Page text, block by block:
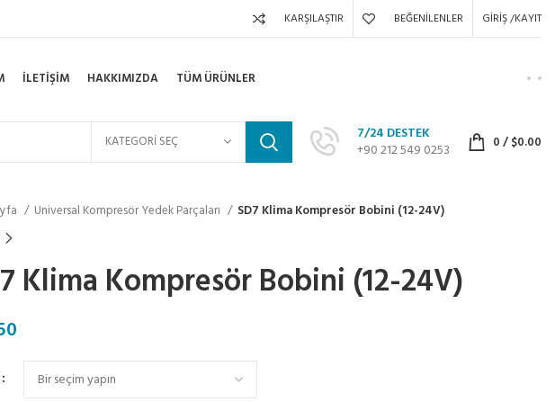
KARŞILAŞTIR BEĞENILENLER GIRIŞ /KAYIT
İLETIŞIM HAKKIMIZDA TÜM ÜRÜNLER
KATEGORI SEÇ
7/24 DESTEK
+90 212 549 0253
0/$0.00
Universal Kompresör Yedek Parçaları SD7 Klima Kompresör Bobini (12-24V)
Klima Kompresör Bobini (12-24V)